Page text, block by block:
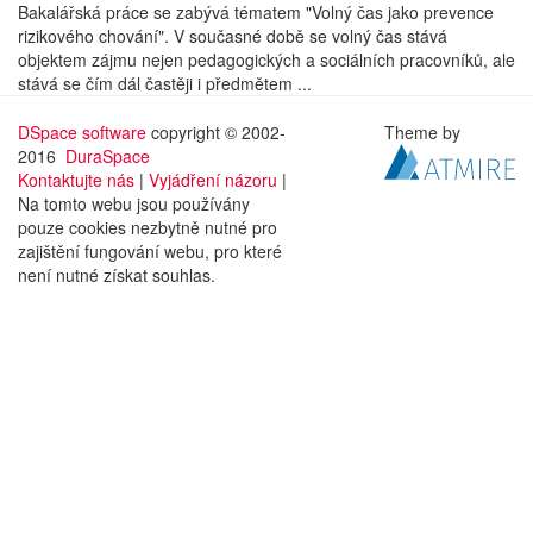
Bakalářská práce se zabývá tématem "Volný čas jako prevence
rizikového chování". V současné době se volný čas stává
objektem zájmu nejen pedagogických a sociálních pracovníků, ale
stává se čím dál častěji i předmětem ...
DSpace software copyright © 2002-
2016 DuraSpace
Kontaktujte nás | Vyjádření názoru |
Na tomto webu jsou používány
pouze cookies nezbytně nutné pro
zajištění fungování webu, pro které
není nutné získat souhlas.
Theme by